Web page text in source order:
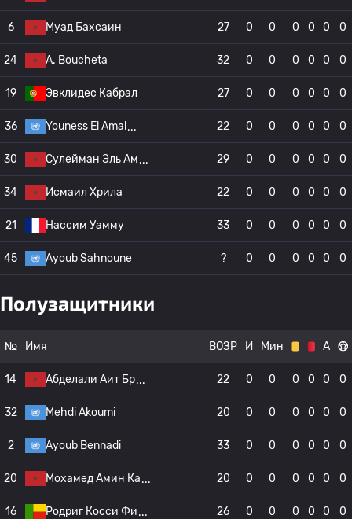
6 Муад Бахсаин 27 0 0 0 0 0 0
24 A. Boucheta 32 0 0 0 0 0 0
19 Эвклидес Кабрал 27 0 0 0 0 0 0
36 Youness El Amal 22 0 0 0 0 0 0
30 Сулейман Эль Ам 29 0 0 0 0 0 0
34 Исмаил Хрила 22 0 0 0 0 0 0
21 Нассим Уамму 33 0 0 0 0 0 0
45 Ayoub Sahnoune ? 0 0 0 0 0 0
Полузащитники
№ Имя ВОЗР И Мин А
14 Абделали Аит Бр 22 0 0 0 0 0 0
32 Mehdi Akoumi 20 0 0 0 0 0 0
2 Ayoub Bennadi 33 0 0 0 0 0 0
20 Мохамед Амин Ка 20 0 0 0 0 0 0
16 Родриг Косси Фи 26 0 0 0 0 0 0